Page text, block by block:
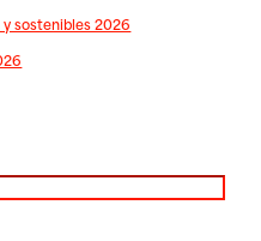
sostenibles 2026